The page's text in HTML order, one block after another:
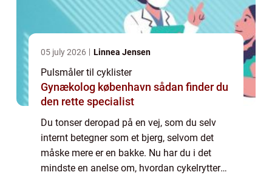
05 july 2026 Linnea Jensen
Pulsmåler til cyklister
Gynækolog københavn sådan finder du
den rette specialist
Du tonser deropad på en vej, som du selv
internt betegner som et bjerg, selvom det
måske mere er en bakke. Nu har du i det
mindste en anelse om, hvordan cykelrytterne